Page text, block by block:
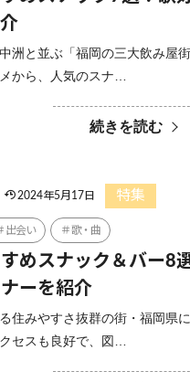
洲と並ぶ「福岡の三大飲み屋
から、人気のスナ…
続きを読む
2024年5月17日 特集
出会い 歌・曲
めスナック＆バー8
ーを紹介
住みやすさ抜群の街・福岡県
セスも良好で、図…